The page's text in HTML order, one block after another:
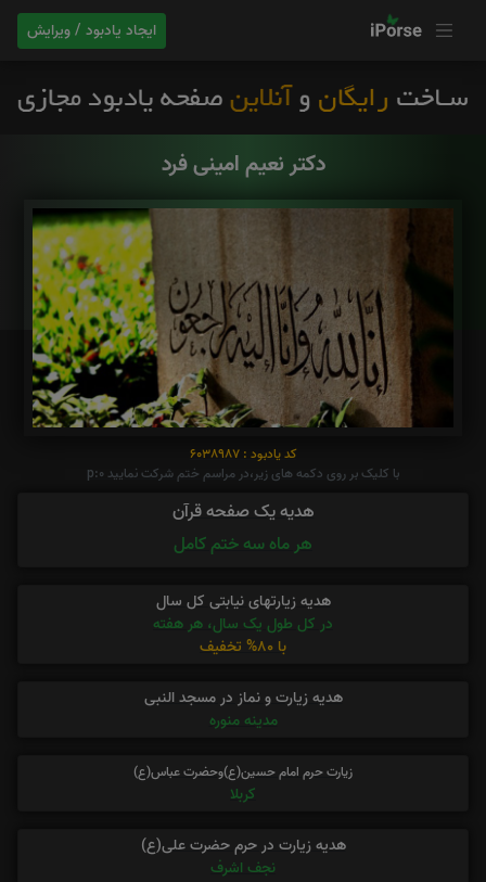
ایجاد یادبود / ویرایش
دکتر نعیم امینی فرد
کد یادبود : 6038987
با کلیک بر روی دکمه های زیر،در مراسم ختم شرکت نمایید p:0
هدیه یک صفحه قرآن
هر ماه سه ختم کامل
هدیه زیارتهای نیابتی کل سال
در کل طول یک سال، هر هفته
با 80% تخفیف
هدیه زیارت و نماز در مسجد النبی
مدینه منوره
زیارت حرم امام حسین(ع)وحضرت عباس(ع)
کربلا
هدیه زیارت در حرم حضرت علی(ع)
نجف اشرف